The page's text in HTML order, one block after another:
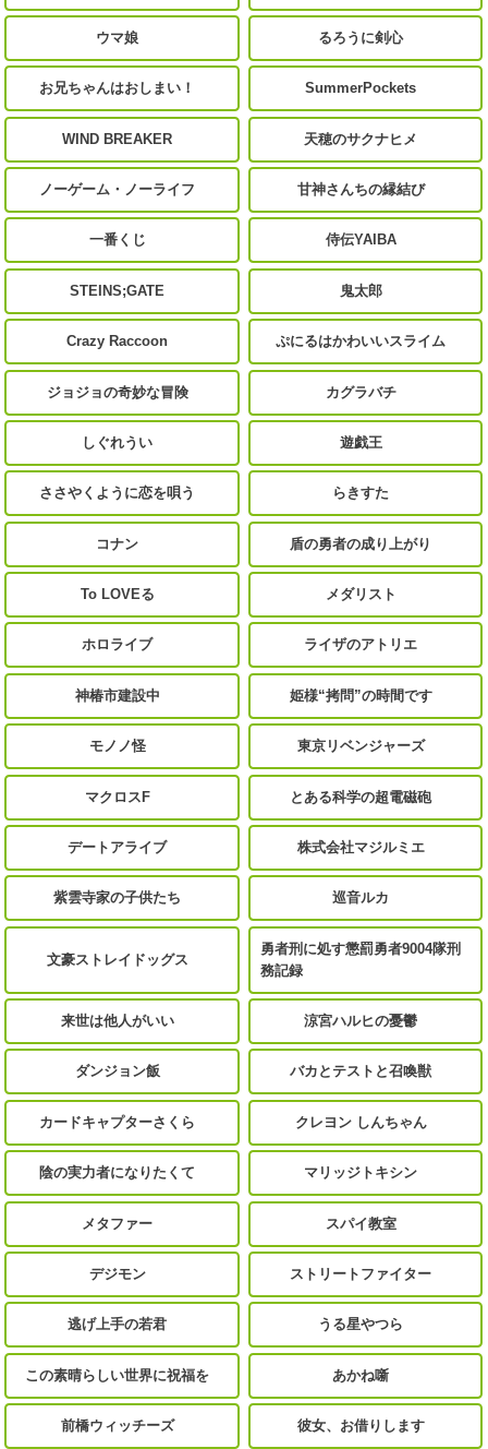
ウマ娘 るろうに剣心
お兄ちゃんはおしまい！ SummerPockets
WIND BREAKER 天穂のサクナヒメ
ノーゲーム・ノーライフ 甘神さんちの縁結び
一番くじ 侍伝YAIBA
STEINS;GATE 鬼太郎
Crazy Raccoon ぷにるはかわいいスライム
ジョジョの奇妙な冒険 カグラバチ
しぐれうい 遊戯王
ささやくように恋を唄う らきすた
コナン 盾の勇者の成り上がり
To LOVEる メダリスト
ホロライブ ライザのアトリエ
神椿市建設中 姫様“拷問”の時間です
モノノ怪 東京リベンジャーズ
マクロスF とある科学の超電磁砲
デートアライブ 株式会社マジルミエ
紫雲寺家の子供たち 巡音ルカ
文豪ストレイドッグス
勇者刑に処す懲罰勇者9004隊刑
務記録
来世は他人がいい 涼宮ハルヒの憂鬱
ダンジョン飯 バカとテストと召喚獣
カードキャプターさくら クレヨン しんちゃん
陰の実力者になりたくて マリッジトキシン
メタファー スパイ教室
デジモン ストリートファイター
逃げ上手の若君 うる星やつら
この素晴らしい世界に祝福を あかね噺
前橋ウィッチーズ 彼女、お借りします